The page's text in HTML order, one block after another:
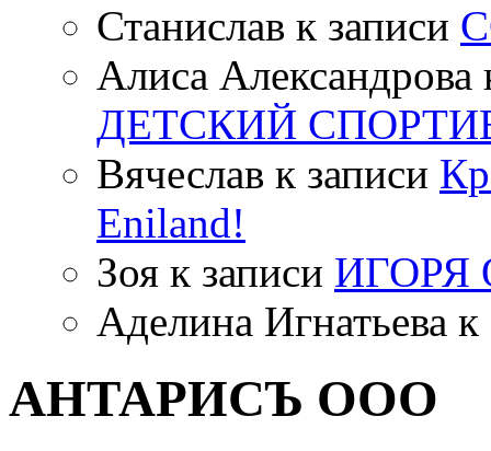
Станислав к записи
Алиса Александрова
ДЕТСКИЙ
Вячеслав к записи
Eniland!
Зоя к записи ИГОРЯ
Аделина Игнатьева к
АНТАРИСЪ ООО